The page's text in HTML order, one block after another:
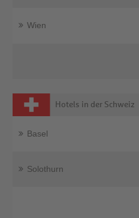
Wien
Hotels in der Schweiz
Basel
Solothurn